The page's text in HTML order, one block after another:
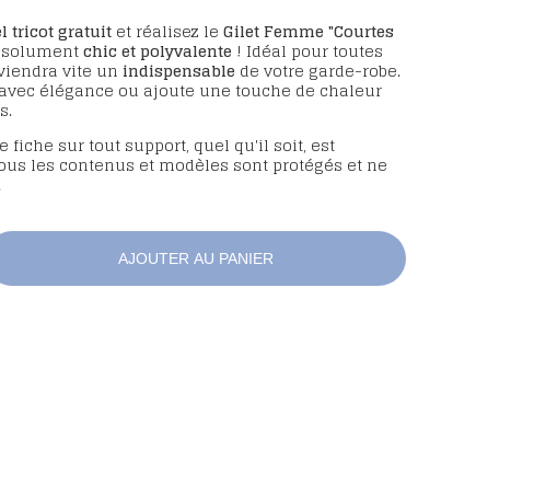
tricot gratuit et réalisez le Gilet Femme "Courtes
chic et polyvalente ! Idéal pour toutes
vite un indispensable de votre garde-robe.
élégance ou ajoute une touche de chaleur
fiche sur tout support, quel qu'il soit, est
les contenus et modèles sont protégés et ne
AJOUTER AU PANIER